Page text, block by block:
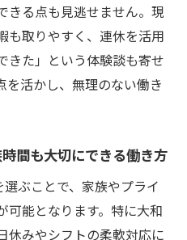
きる点も見逃せません。現
も取りやすく、連休を活用
きた」という体験談も寄せ
を活かし、無理のない働き
間も大切にできる働き方
ぶことで、家族やプライ
可能となります。特に大和
休みやシフトの柔軟対応に